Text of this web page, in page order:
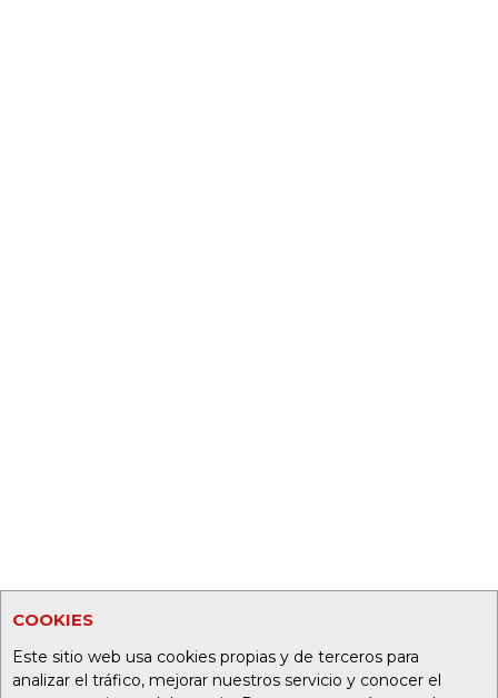
COOKIES
Este sitio web usa cookies propias y de terceros para
analizar el tráfico, mejorar nuestros servicio y conocer el